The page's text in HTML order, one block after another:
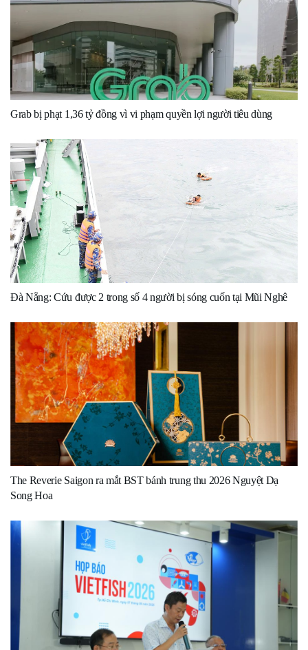
Grab bị phạt 1,36 tỷ đồng vì vi phạm quyền lợi người tiêu dùng
Đà Nẵng: Cứu được 2 trong số 4 người bị sóng cuốn tại Mũi Nghê
The Reverie Saigon ra mắt BST bánh trung thu 2026 Nguyệt Dạ
Song Hoa